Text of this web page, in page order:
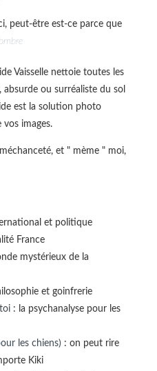
peut-être est-ce parce que
Vaisselle nettoie toutes les
ou surréaliste du sol
est la solution photo
images.
et " mème " moi,
et politique
France
mystérieux de la
et goinfrerie
: la psychanalyse pour les
les chiens): on peut rire
Kiki